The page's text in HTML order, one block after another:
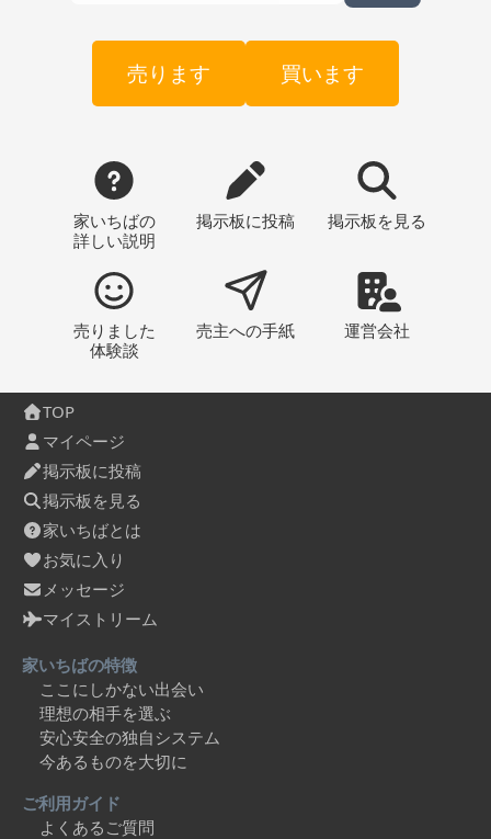
売ります 買います
家いちばの
詳しい説明
掲示板に投稿 掲示板 を見る
売りました
体験談
売主への手紙 運営会社
TOP
マイページ
掲示板に投稿
掲示板を見る
家いちばとは
お気に入り
メッセージ
マイストリーム
家いちばの特徴
ここにしかない出会い
理想の相手を選ぶ
安心安全の独自システム
今あるものを大切に
ご利用ガイド
よくあるご質問